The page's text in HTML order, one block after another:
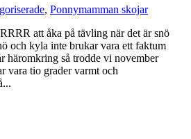
, Ponnymamman skojar
att åka på tävling när det är snö
och kyla inte brukar vara ett faktum
häromkring så trodde vi november
vara tio grader varmt och